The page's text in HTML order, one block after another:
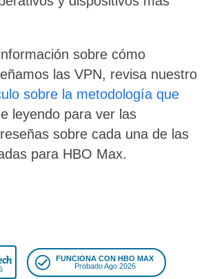
sobre cómo
las VPN, revisa nuestro
sobre la metodología que
leyendo para ver las
sobre cada una de las
para HBO Max.
FUNCIONA CON HBO MAX
Probado Ago 2026